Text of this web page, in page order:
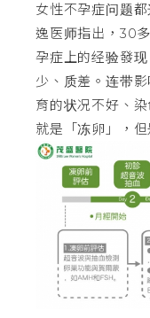
女性不孕症问题
逸医师指出，30
孕症上的经验發
少、质差。连带
育的状况不好、
就是「冻卵」，